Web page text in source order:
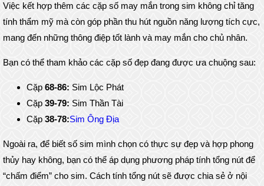
Việc kết hợp thêm các cặp số may mắn trong sim không chỉ tăng
tính thẩm mỹ mà còn góp phần thu hút nguồn năng lượng tích cực,
mang đến những thông điệp tốt lành và may mắn cho chủ nhân.
Bạn có thể tham khảo các cặp số đẹp đang được ưa chuộng sau:
Cặp 68-86: Sim Lộc Phát
Cặp 39-79: Sim Thần Tài
Cặp 38-78:Sim Ông Địa
Ngoài ra, để biết số sim mình chọn có thực sự đẹp và hợp phong
thủy hay không, bạn có thể áp dụng phương pháp tính tổng nút để
“chấm điểm” cho sim. Cách tính tổng nút sẽ được chia sẻ ở nội